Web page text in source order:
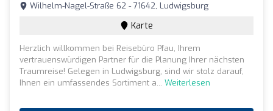
Wilhelm-Nagel-Straße 62 - 71642, Ludwigsburg
Karte
Herzlich willkommen bei Reisebüro Pfau, Ihrem
vertrauenswürdigen Partner für die Planung Ihrer nächsten
Traumreise! Gelegen in Ludwigsburg, sind wir stolz darauf,
Ihnen ein umfassendes Sortiment a... Weiterlesen